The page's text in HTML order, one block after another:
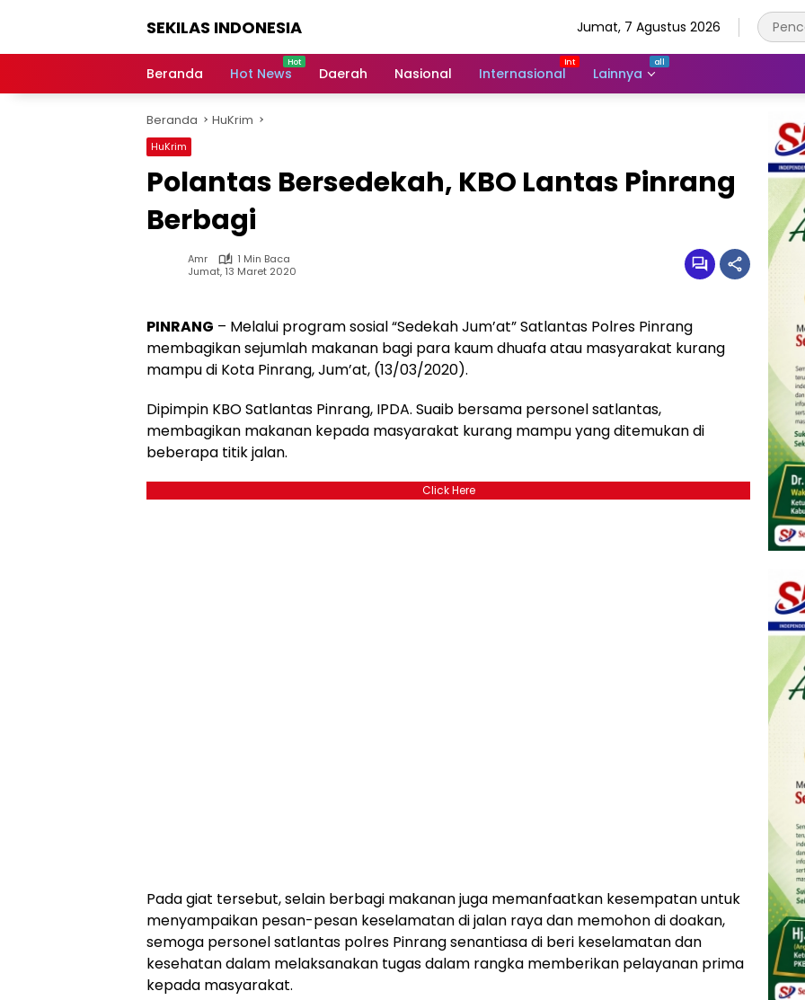
SEKILAS INDONESIA
Terkini,
Latest
World,
Headlines,
News
Jumat, 7 Agustus 2026
Beranda Hot News Daerah Nasional Internasional Lainnya
Beranda HuKrim
HuKrim
Polantas Bersedekah, KBO Lantas Pinrang
Berbagi
Amr
1 Min Baca
Jumat, 13 Maret 2020
PINRANG – Melalui program sosial “Sedekah Jum’at” Satlantas Polres Pinrang
membagikan sejumlah makanan bagi para kaum dhuafa atau masyarakat kurang
mampu di Kota Pinrang, Jum’at, (13/03/2020).
Dipimpin KBO Satlantas Pinrang, IPDA. Suaib bersama personel satlantas,
membagikan makanan kepada masyarakat kurang mampu yang ditemukan di
beberapa titik jalan.
Click Here
Pada giat tersebut, selain berbagi makanan juga memanfaatkan kesempatan untuk
menyampaikan pesan-pesan keselamatan di jalan raya dan memohon di doakan,
semoga personel satlantas polres Pinrang senantiasa di beri keselamatan dan
kesehatan dalam melaksanakan tugas dalam rangka memberikan pelayanan prima
kepada masyarakat.